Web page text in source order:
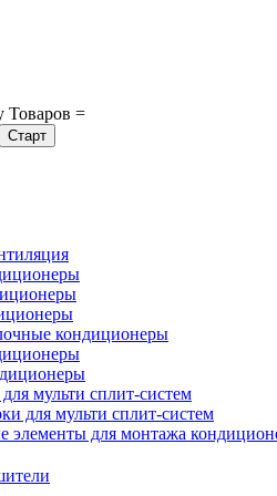
Товаров =
кондиционеры
мульти сплит-систем
для мульти сплит-систем
элементы для монтажа